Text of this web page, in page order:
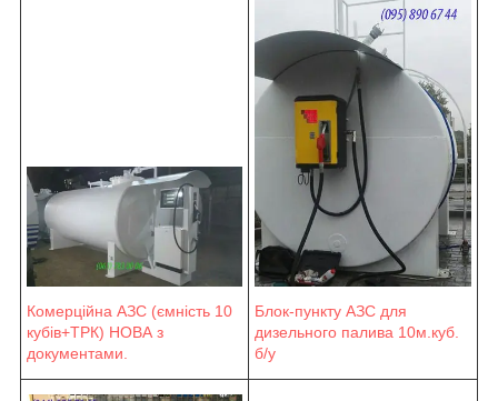
Комерційна АЗС (ємність 10
кубів+ТРК) НОВА з
документами.
Блок-пункту АЗС для
дизельного палива 10м.куб.
б/у